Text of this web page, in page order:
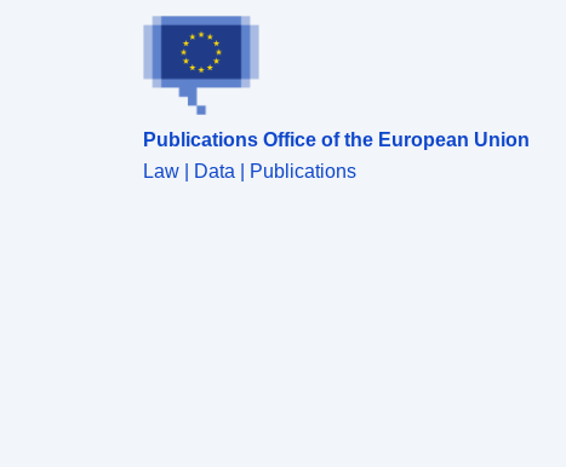
Publications Office of the European Union
Law | Data | Publications